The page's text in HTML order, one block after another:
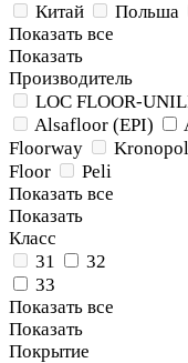
Китай
Польша
Показать все
Показать
Производитель
LOC FLOOR-
Alsafloor (EPI)
Floorway
Kronopol
Floor
Peli
Показать все
Показать
Класс
31
32
33
Показать все
Показать
Покрытие